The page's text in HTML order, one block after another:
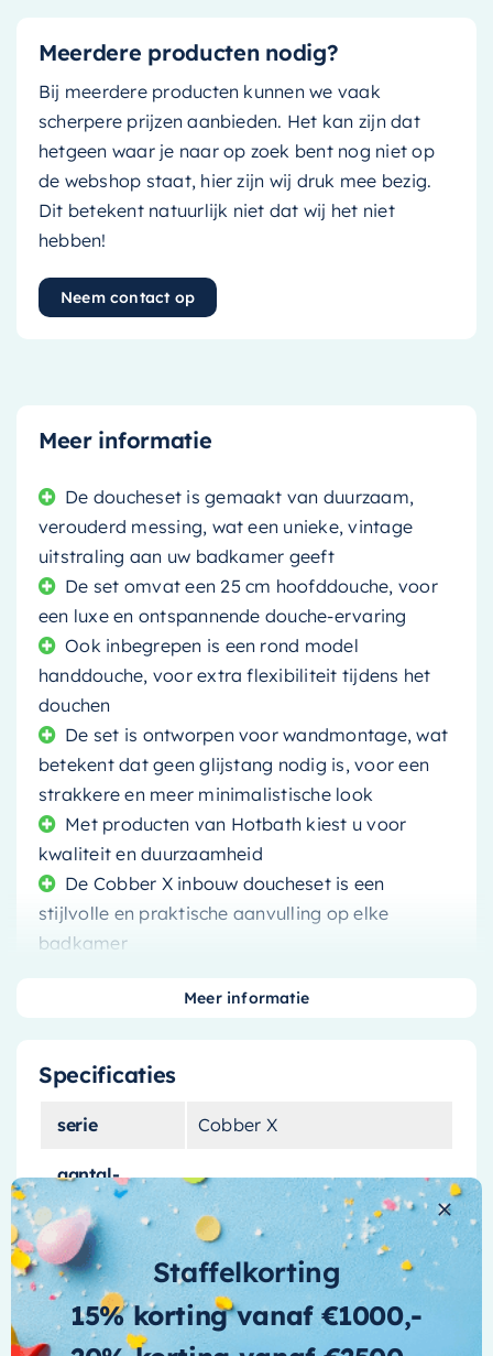
Meerdere producten nodig?
Bij meerdere producten kunnen we vaak
scherpere prijzen aanbieden. Het kan zijn dat
hetgeen waar je naar op zoek bent nog niet op
de webshop staat, hier zijn wij druk mee bezig.
Dit betekent natuurlijk niet dat wij het niet
hebben!
Neem contact op
Meer informatie
De doucheset is gemaakt van duurzaam,
verouderd messing, wat een unieke, vintage
uitstraling aan uw badkamer geeft
De set omvat een 25 cm hoofddouche, voor
een luxe en ontspannende douche-ervaring
Ook inbegrepen is een rond model
handdouche, voor extra flexibiliteit tijdens het
douchen
De set is ontworpen voor wandmontage, wat
betekent dat geen glijstang nodig is, voor een
strakkere en meer minimalistische look
Met producten van Hotbath kiest u voor
kwaliteit en duurzaamheid
De Cobber X inbouw doucheset is een
stijlvolle en praktische aanvulling op elke
badkamer
Ervaar de luxe van een hotelbadkamer in uw
eigen huis met de
Hotbath Cobber X inbouw
ontworpen om uw dagelijkse douche-ervaring
naar een hoger niveau te tillen.
Verouderd messing voor een
vintage look
Het gebruik vanverouderd messinggeeft deze
Specificaties
serie Cobber X
aantal-
straalsoorten-
handdouche
1.0
aantal-
straalsoorten-
hoofddouche
1.0
Meer informatie
Staffelkorting
15% korting vanaf €1000,-